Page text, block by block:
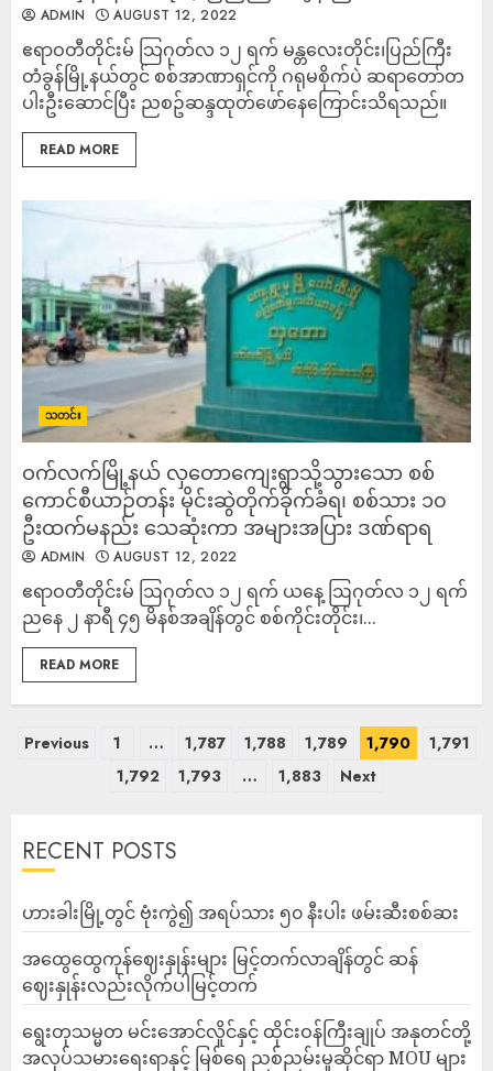
ADMIN AUGUST 12, 2022
ဧရာဝတီတိုင်းမ် သြဂုတ်လ ၁၂ ရက် မန္တလေးတိုင်း၊ပြည်ကြီး
တံခွန်မြို့နယ်တွင် စစ်အာဏာရှင်ကို ဂရုမစိုက်ပဲ ဆရာတော်တ
ပါးဦးဆောင်ပြီး ညစဥ်ဆန္ဒထုတ်ဖော်နေကြောင်းသိရသည်။
READ MORE
သတင်း
ဝက်လက်မြို့နယ် လှတောကျေးရွာသို့သွားသော စစ်
ကောင်စီယာဉ်တန်း မိုင်းဆွဲတိုက်ခိုက်ခံရ၊ စစ်သား ၁၀
ဦးထက်မနည်း သေဆုံးကာ အများအပြား ဒဏ်ရာရ
ADMIN AUGUST 12, 2022
ဧရာဝတီတိုင်းမ် ဩဂုတ်လ ၁၂ ရက် ယနေ့ ဩဂုတ်လ ၁၂ ရက်
ညနေ ၂ နာရီ ၄၅ မိနစ်အချိန်တွင် စစ်ကိုင်းတိုင်း၊...
READ MORE
Previous 1 … 1,787 1,788 1,789 1,790
1,791
1,792
1,793 … 1,883 Next
RECENT POSTS
ဟားခါးမြို့တွင် ဗုံးကွဲ၍ အရပ်သား ၅၀ နီးပါး ဖမ်းဆီးစစ်ဆး
အထွေထွေကုန်ဈေးနှုန်းများ မြင့်တက်လာချိန်တွင် ဆန်
ဈေးနှုန်းလည်းလိုက်ပါမြင့်တက်
ရွေးတုသမ္မတ မင်းအောင်လှိုင်နှင့် ထိုင်းဝန်ကြီးချုပ် အနုတင်တို့
အလုပ်သမားရေးရာနှင့် မြစ်ရေ ညစ်ညမ်းမှုဆိုင်ရာ MOU များ